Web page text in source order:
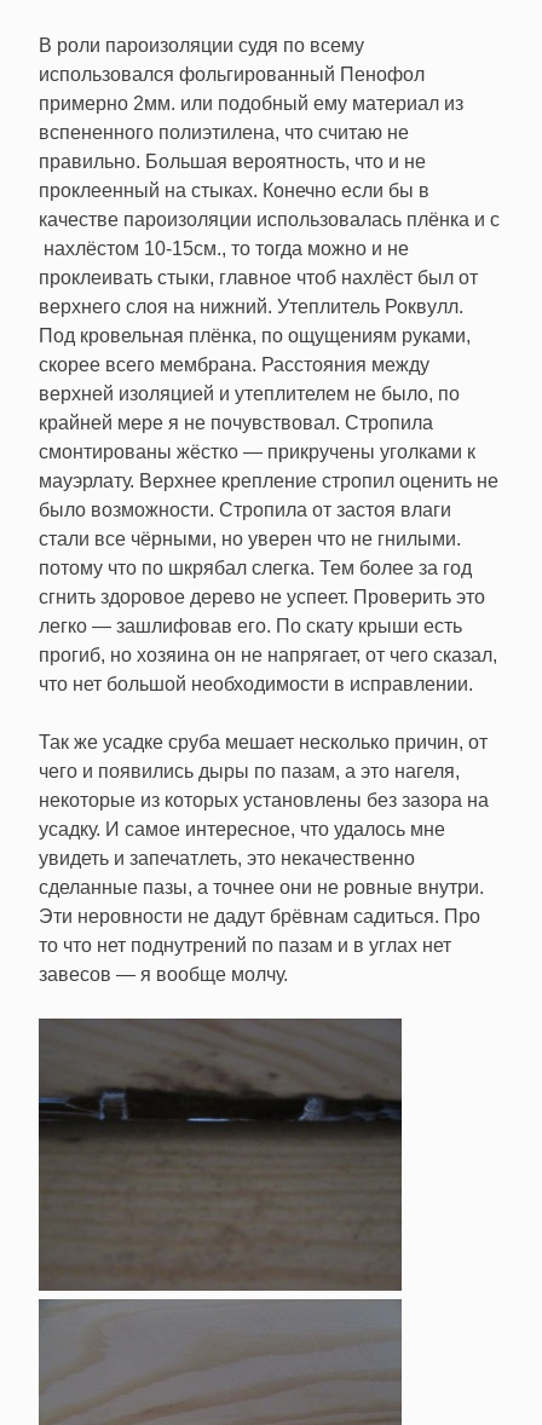
В роли пароизоляции судя по всему
использовался фольгированный Пенофол
примерно 2мм. или подобный ему материал из
вспененного полиэтилена, что считаю не
правильно. Большая вероятность, что и не
проклеенный на стыках. Конечно если бы в
качестве пароизоляции использовалась плёнка и с
нахлёстом 10-15см., то тогда можно и не
проклеивать стыки, главное чтоб нахлёст был от
верхнего слоя на нижний. Утеплитель Роквулл.
Под кровельная плёнка, по ощущениям руками,
скорее всего мембрана. Расстояния между
верхней изоляцией и утеплителем не было, по
крайней мере я не почувствовал. Стропила
смонтированы жёстко — прикручены уголками к
мауэрлату. Верхнее крепление стропил оценить не
было возможности. Стропила от застоя влаги
стали все чёрными, но уверен что не гнилыми.
потому что по шкрябал слегка. Тем более за год
сгнить здоровое дерево не успеет. Проверить это
легко — зашлифовав его. По скату крыши есть
прогиб, но хозяина он не напрягает, от чего сказал,
что нет большой необходимости в исправлении.
Так же усадке сруба мешает несколько причин, от
чего и появились дыры по пазам, а это нагеля,
некоторые из которых установлены без зазора на
усадку. И самое интересное, что удалось мне
увидеть и запечатлеть, это некачественно
сделанные пазы, а точнее они не ровные внутри.
Эти неровности не дадут брёвнам садиться. Про
то что нет поднутрений по пазам и в углах нет
завесов — я вообще молчу.